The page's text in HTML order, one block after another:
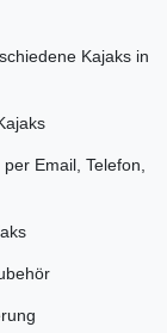
Kajaks in
Email, Telefon,